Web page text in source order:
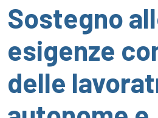
Sostegno
esigenze
delle